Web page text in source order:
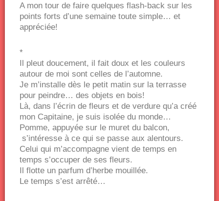
A mon tour de faire quelques flash-back sur les
points forts d’une semaine toute simple… et
appréciée!
*
Il pleut doucement, il fait doux et les couleurs
autour de moi sont celles de l’automne.
Je m’installe dès le petit matin sur la terrasse
pour peindre… des objets en bois!
Là, dans l’écrin de fleurs et de verdure qu’a créé
mon Capitaine, je suis isolée du monde…
Pomme, appuyée sur le muret du balcon,
s’intéresse à ce qui se passe aux alentours.
Celui qui m’accompagne vient de temps en
temps s’occuper de ses fleurs.
Il flotte un parfum d’herbe mouillée.
Le temps s’est arrêté…